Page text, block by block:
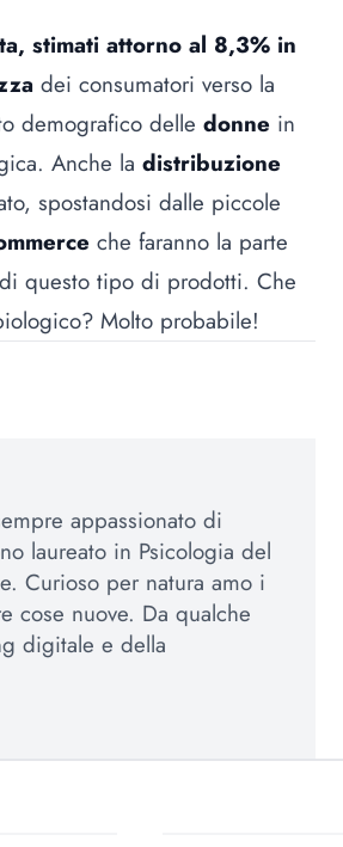
stimati attorno al 8,3% in
dei consumatori verso la
demografico delle donne in
Anche la distribuzione
spostandosi dalle piccole
che faranno la parte
questo tipo di prodotti. Che
Molto probabile!
appassionato di
laureato in Psicologia del
Curioso per natura amo i
cose nuove. Da qualche
digitale e della